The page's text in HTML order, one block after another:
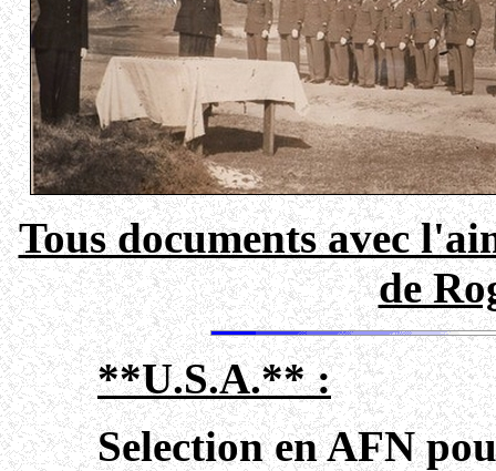
Tous documents avec
de
**U.S.A.** :
Selection en AFN